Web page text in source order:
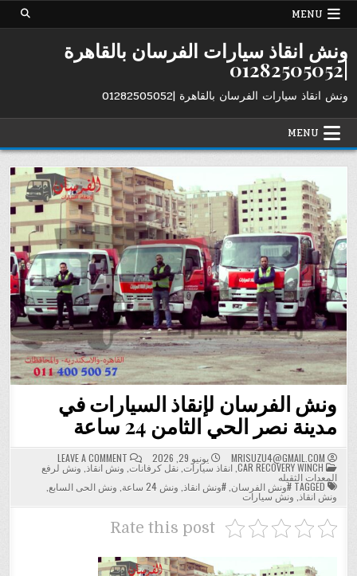
Skip
MENU
ونش انقاذ سيارات الفرسان بالقاهرة
|01282505052
ونش انقاذ سيارات الفرسان بالقاهرة |01282505052
MENU
ونش الفرسان لإنقاذ السيارات في
مدينة نصر الحي الثامن 24 ساعة
MRISUZU4@GMAIL.COM يونيو 29, 2026 LEAVE A COMMENT
ON
ونش
الفرسان
لإنقاذ
السيارات
في
POSTED
IN
CAR RECOVERY WINCH
,انقاذ سيارات ,نقل كرفانات ونش انقاذ ونش لرفع
المعدات الثقيله
#ونش الفرسان ,#ونش انقاذ ونش 24 ساعة ونش الحى السابع
ونش انقاذ ونش سيارات
Rate this post